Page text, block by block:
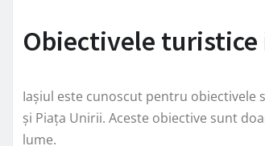
Obiectivele turistice
Iașiul este cunoscut pentru obiectivele
și Piața Unirii. Aceste obiective sunt
lume.